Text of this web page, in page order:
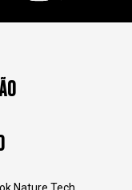
Nature Tech